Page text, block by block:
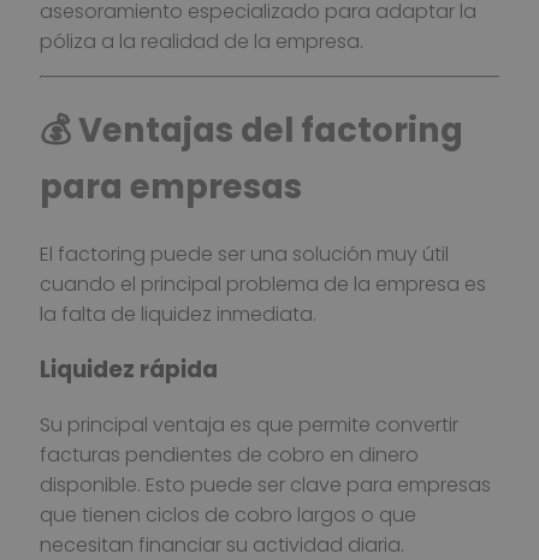
asesoramiento especializado para adaptar la
póliza a la realidad de la empresa.
💰 Ventajas del factoring
para empresas
El factoring puede ser una solución muy útil
cuando el principal problema de la empresa es
la falta de liquidez inmediata.
Liquidez rápida
Su principal ventaja es que permite convertir
facturas pendientes de cobro en dinero
disponible. Esto puede ser clave para empresas
que tienen ciclos de cobro largos o que
necesitan financiar su actividad diaria.